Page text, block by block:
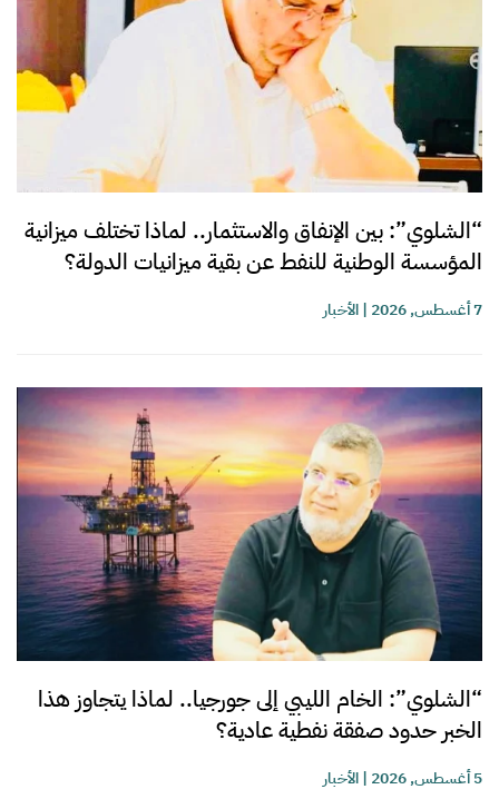
“الشلوي”: بين الإنفاق والاستثمار.. لماذا تختلف ميزانية
المؤسسة الوطنية للنفط عن بقية ميزانيات الدولة؟
7 أغسطس, 2026 |الأخبار
“الشلوي”: الخام الليبي إلى جورجيا.. لماذا يتجاوز هذا
الخبر حدود صفقة نفطية عادية؟
5 أغسطس, 2026 |الأخبار